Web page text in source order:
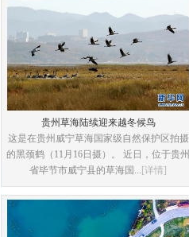
贵州草海陆续迎来越冬候鸟
这是在贵州威宁草海国家级自然保护区拍摄
的黑颈鹤（11月16日摄）。 近日，位于贵州
省毕节市威宁县的草海国... [详情]